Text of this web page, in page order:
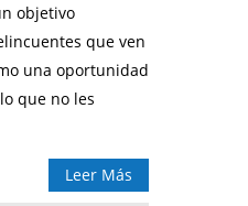
objetivo
que ven
una oportunidad
que no les
Leer Más